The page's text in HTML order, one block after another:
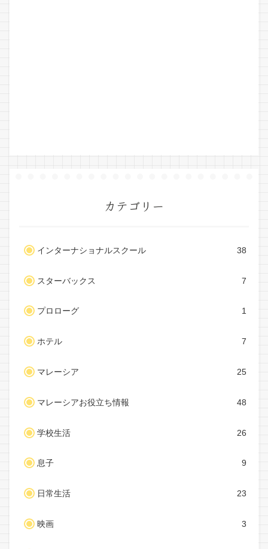
カテゴリー
インターナショナルスクール 38
スターバックス 7
プロローグ 1
ホテル 7
マレーシア 25
マレーシアお役立ち情報 48
学校生活 26
息子 9
日常生活 23
映画 3